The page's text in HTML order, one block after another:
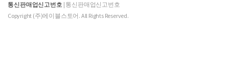
통신판매업신고번호 | 통신판매업신고번호
Copyright (주)에이블스토어. All Rights Reserved.